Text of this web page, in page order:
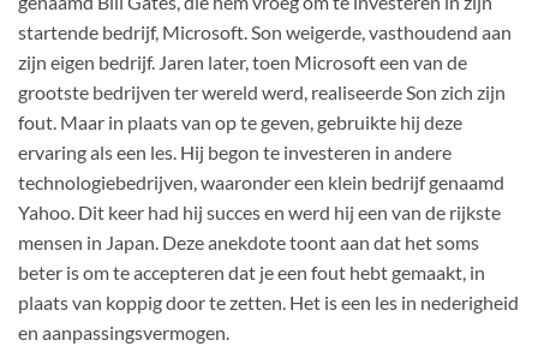
startende bedrijf, Microsoft. Son weigerde, vasthoudend aan
zijn eigen bedrijf. Jaren later, toen Microsoft een van de
grootste bedrijven ter wereld werd, realiseerde Son zich zijn
fout. Maar in plaats van op te geven, gebruikte hij deze
ervaring als een les. Hij begon te investeren in andere
technologiebedrijven, waaronder een klein bedrijf genaamd
Yahoo. Dit keer had hij succes en werd hij een van de rijkste
mensen in Japan. Deze anekdote toont aan dat het soms
beter is om te accepteren dat je een fout hebt gemaakt, in
plaats van koppig door te zetten. Het is een les in nederigheid
en aanpassingsvermogen.